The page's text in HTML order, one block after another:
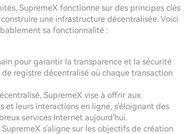
SupremeX fonctionne sur des principes clés
une infrastructure décentralisée. Voici
sa fonctionnalité :
pour garantir la transparence et la sécurité
registre décentralisé où chaque transaction
SupremeX vise à offrir aux
et leurs interactions en ligne, s'éloignant des
services Internet aujourd'hui.
s'aligne sur les objectifs de création